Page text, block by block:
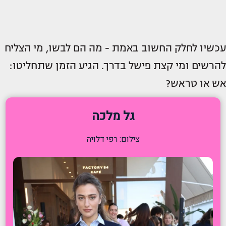
עכשיו לחלק החשוב באמת - מה הם לבשו, מי הצליח
להרשים ומי קצת פישל בדרך. הגיע הזמן שתחליטו:
אש או טראש?